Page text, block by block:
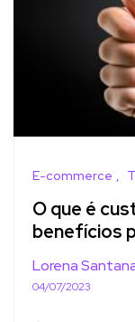
E-commerce
O que é
benefícios
Lorena
04/07/2023